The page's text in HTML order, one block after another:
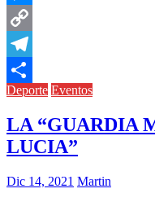
Messenger
Copy
Link
Telegram
Compartir
Deporte Eventos
LA “GUARDIA
LUCIA”
Dic 14, 2021 Martin